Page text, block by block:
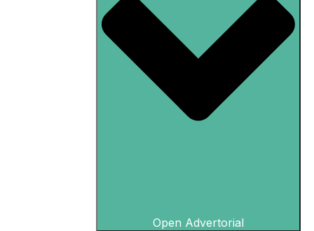
Open Advertorial